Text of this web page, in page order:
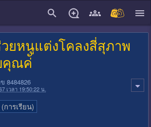
ยหนูแต่งโคลงสี่สุภาพ
คุณค่ั
8484826
เวลา 19:50:22 น.
ารเรียน)
close